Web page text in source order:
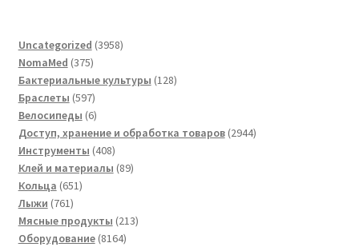
Uncategorized 39583958
NomaMed 375375
товаров
Бактериальные культуры 128128
Браслеты 597597
товаров
Велосипеды 66
товаров
Доступ, хранение и обработка товаров 29442944
Инструменты 408408
товаров
Клей и материалы 8989
Кольца 651651
Лыжи 761761
товар
Мясные продукты 213213
Оборудование 81648164